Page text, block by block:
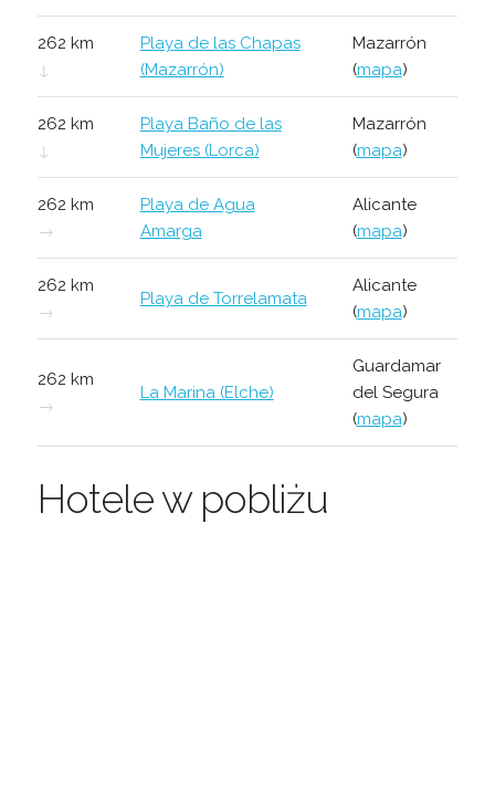
262 km
↓
Playa de las Chapas
(Mazarrón)
Mazarrón
(mapa)
262 km
↓
Playa Baño de las
Mujeres (Lorca)
Mazarrón
(mapa)
262 km
→
Playa de Agua
Amarga
Alicante
(mapa)
262 km
→
Playa de Torrelamata
Alicante
(mapa)
262 km
→
La Marina (Elche)
Guardamar
del Segura
(mapa)
Hotele w pobliżu